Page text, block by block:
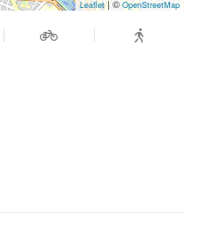
Mathieu Scala's quartet
that never ceases to
on stage,
Leaflet| ©OpenStreetMap